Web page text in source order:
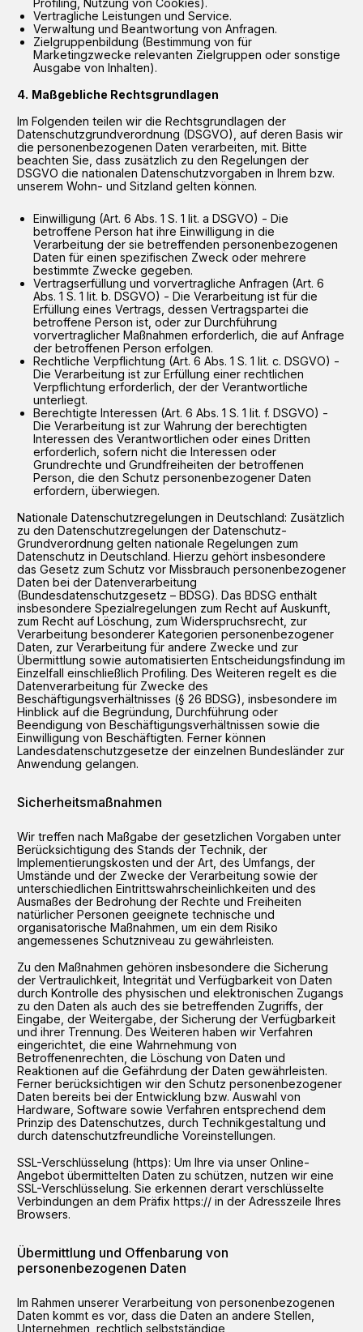
Profiling, Nutzung von Cookies).
Vertragliche Leistungen und Service.
Verwaltung und Beantwortung von Anfragen.
Zielgruppenbildung (Bestimmung von für
Marketingzwecke relevanten Zielgruppen oder sonstige
Ausgabe von Inhalten).
Maßgebliche Rechtsgrundlagen
Im Folgenden teilen wir die Rechtsgrundlagen der
Datenschutzgrundverordnung (DSGVO), auf deren Basis wir
die personenbezogenen Daten verarbeiten, mit. Bitte
beachten Sie, dass zusätzlich zu den Regelungen der
DSGVO die nationalen Datenschutzvorgaben in Ihrem bzw.
unserem Wohn- und Sitzland gelten können.
Einwilligung (Art. 6 Abs. 1 S. 1 lit. a DSGVO) - Die
betroffene Person hat ihre Einwilligung in die
Verarbeitung der sie betreffenden personenbezogenen
Daten für einen spezifischen Zweck oder mehrere
bestimmte Zwecke gegeben.
Vertragserfüllung und vorvertragliche Anfragen (Art. 6
Abs. 1 S. 1 lit. b. DSGVO) - Die Verarbeitung ist für die
Erfüllung eines Vertrags, dessen Vertragspartei die
betroffene Person ist, oder zur Durchführung
vorvertraglicher Maßnahmen erforderlich, die auf Anfrage
der betroffenen Person erfolgen.
Rechtliche Verpflichtung (Art. 6 Abs. 1 S. 1 lit. c. DSGVO) -
Die Verarbeitung ist zur Erfüllung einer rechtlichen
Verpflichtung erforderlich, der der Verantwortliche
unterliegt.
Berechtigte Interessen (Art. 6 Abs. 1 S. 1 lit. f. DSGVO) -
Die Verarbeitung ist zur Wahrung der berechtigten
Interessen des Verantwortlichen oder eines Dritten
erforderlich, sofern nicht die Interessen oder
Grundrechte und Grundfreiheiten der betroffenen
Person, die den Schutz personenbezogener Daten
erfordern, überwiegen.
Nationale Datenschutzregelungen in Deutschland: Zusätzlich
zu den Datenschutzregelungen der Datenschutz-
Grundverordnung gelten nationale Regelungen zum
Datenschutz in Deutschland. Hierzu gehört insbesondere
das Gesetz zum Schutz vor Missbrauch personenbezogener
Daten bei der Datenverarbeitung
(Bundesdatenschutzgesetz – BDSG). Das BDSG enthält
insbesondere Spezialregelungen zum Recht auf Auskunft,
zum Recht auf Löschung, zum Widerspruchsrecht, zur
Verarbeitung besonderer Kategorien personenbezogener
Daten, zur Verarbeitung für andere Zwecke und zur
Übermittlung sowie automatisierten Entscheidungsfindung im
Einzelfall einschließlich Profiling. Des Weiteren regelt es die
Datenverarbeitung für Zwecke des
Beschäftigungsverhältnisses (§ 26 BDSG), insbesondere im
Hinblick auf die Begründung, Durchführung oder
Beendigung von Beschäftigungsverhältnissen sowie die
Einwilligung von Beschäftigten. Ferner können
Landesdatenschutzgesetze der einzelnen Bundesländer zur
Anwendung gelangen.
Sicherheitsmaßnahmen
Wir treffen nach Maßgabe der gesetzlichen Vorgaben unter
Berücksichtigung des Stands der Technik, der
Implementierungskosten und der Art, des Umfangs, der
Umstände und der Zwecke der Verarbeitung sowie der
unterschiedlichen Eintrittswahrscheinlichkeiten und des
Ausmaßes der Bedrohung der Rechte und Freiheiten
natürlicher Personen geeignete technische und
organisatorische Maßnahmen, um ein dem Risiko
angemessenes Schutzniveau zu gewährleisten.
Zu den Maßnahmen gehören insbesondere die Sicherung
der Vertraulichkeit, Integrität und Verfügbarkeit von Daten
durch Kontrolle des physischen und elektronischen Zugangs
zu den Daten als auch des sie betreffenden Zugriffs, der
Eingabe, der Weitergabe, der Sicherung der Verfügbarkeit
und ihrer Trennung. Des Weiteren haben wir Verfahren
eingerichtet, die eine Wahrnehmung von
Betroffenenrechten, die Löschung von Daten und
Reaktionen auf die Gefährdung der Daten gewährleisten.
Ferner berücksichtigen wir den Schutz personenbezogener
Daten bereits bei der Entwicklung bzw. Auswahl von
Hardware, Software sowie Verfahren entsprechend dem
Prinzip des Datenschutzes, durch Technikgestaltung und
durch datenschutzfreundliche Voreinstellungen.
SSL-Verschlüsselung (https): Um Ihre via unser Online-
Angebot übermittelten Daten zu schützen, nutzen wir eine
SSL-Verschlüsselung. Sie erkennen derart verschlüsselte
Verbindungen an dem Präfix https:// in der Adresszeile Ihres
Browsers.
Übermittlung und Offenbarung von
personenbezogenen Daten
Im Rahmen unserer Verarbeitung von personenbezogenen
Daten kommt es vor, dass die Daten an andere Stellen,
Unternehmen, rechtlich selbstständige